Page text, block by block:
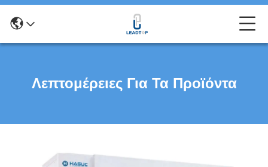
Λεπτομέρειες Για Τα Προϊόντα